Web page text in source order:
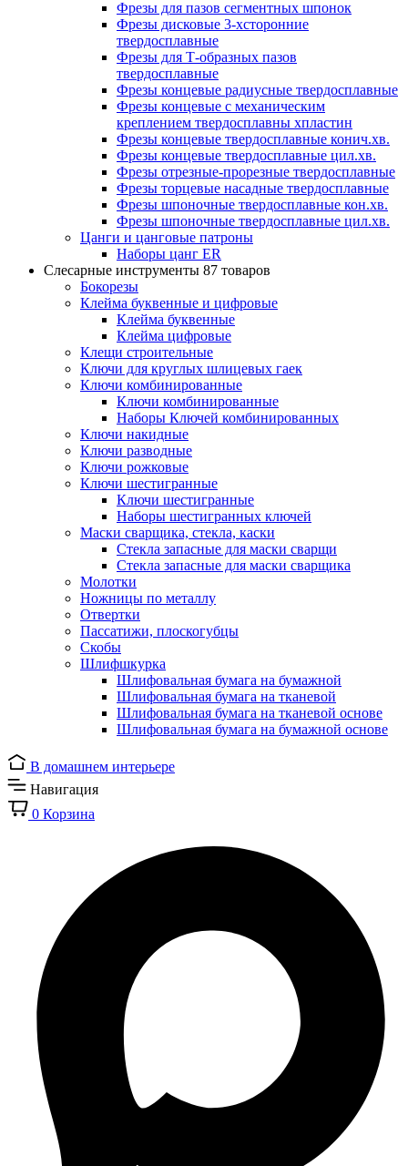
Фрезы для пазов сегментных шпонок
Фрезы дисковые 3-хсторонние
твердосплавные
Фрезы для Т-образных пазов
твердосплавные
Фрезы концевые радиусные твердосплавные
Фрезы концевые с механическим
креплением твердосплавны хпластин
Фрезы концевые твердосплавные конич.хв.
Фрезы концевые твердосплавные цил.хв.
Фрезы отрезные-прорезные твердосплавные
Фрезы торцевые насадные твердосплавные
Фрезы шпоночные твердосплавные кон.хв.
Фрезы шпоночные твердосплавные цил.хв.
Цанги и цанговые патроны
Наборы цанг ER
Слесарные инструменты 87 товаров
Бокорезы
Клейма буквенные и цифровые
Клейма буквенные
Клейма цифровые
Клещи строительные
Ключи для круглых шлицевых гаек
Ключи комбинированные
Ключи комбинированные
Наборы Ключей комбинированных
Ключи накидные
Ключи разводные
Ключи рожковые
Ключи шестигранные
Ключи шестигранные
Наборы шестигранных ключей
Маски сварщика, стекла, каски
Стекла запасные для маски сварщи
Стекла запасные для маски сварщика
Молотки
Ножницы по металлу
Отвертки
Пассатижи, плоскогубцы
Скобы
Шлифшкурка
Шлифовальная бумага на бумажной
Шлифовальная бумага на тканевой
Шлифовальная бумага на тканевой основе
Шлифовальная бумага на бумажной основе
В домашнем интерьере
Навигация
0 Корзина